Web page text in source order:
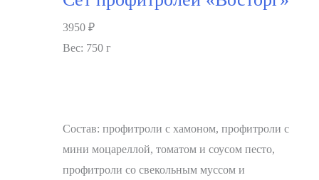
3950 ₽
Вес: 750 г
Состав: профитроли с хамоном, профитроли с
мини моцареллой, томатом и соусом песто,
профитроли со свекольным муссом и